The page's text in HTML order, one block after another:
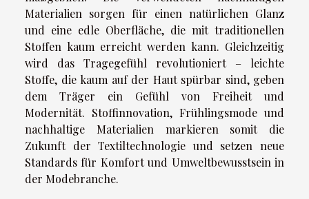
Materialien sorgen für einen natürlichen Glanz
und eine edle Oberfläche, die mit traditionellen
Stoffen kaum erreicht werden kann. Gleichzeitig
wird das Tragegefühl revolutioniert – leichte
Stoffe, die kaum auf der Haut spürbar sind, geben
dem Träger ein Gefühl von Freiheit und
Modernität. Stoffinnovation, Frühlingsmode und
nachhaltige Materialien markieren somit die
Zukunft der Textiltechnologie und setzen neue
Standards für Komfort und Umweltbewusstsein in
der Modebranche.